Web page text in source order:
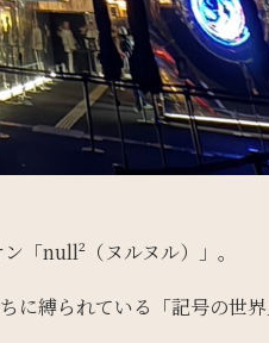
「null²（ヌルヌル）」。
に縛られている「記号の世